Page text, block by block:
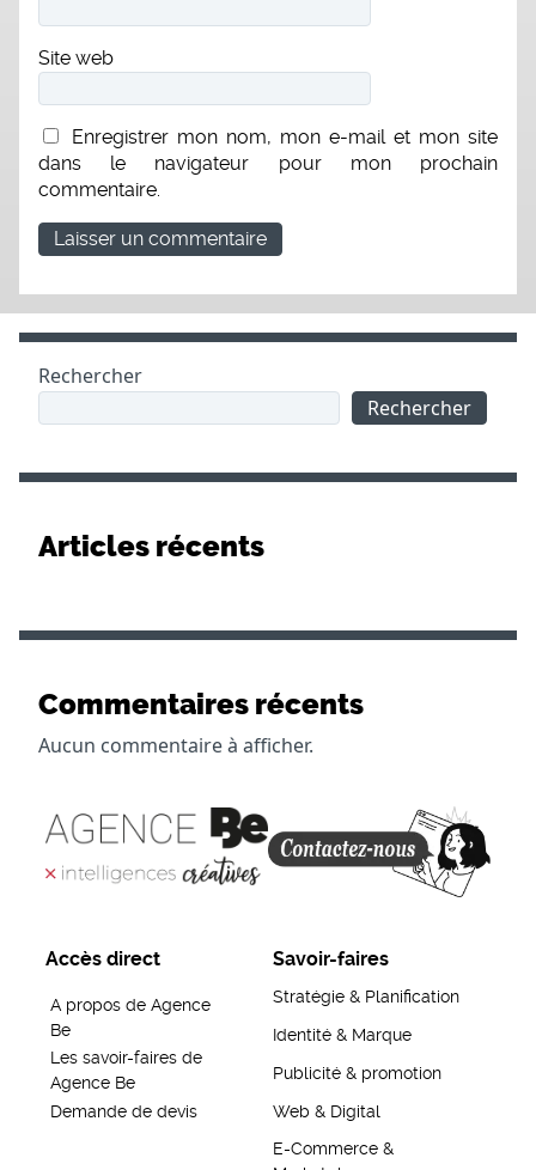
Site web
Enregistrer mon nom, mon e-mail et mon site
dans le navigateur pour mon prochain
commentaire.
Rechercher
Rechercher
Articles récents
Commentaires récents
Aucun commentaire à afficher.
Accès direct
A propos de Agence
Be
Les savoir-faires de
Agence Be
Demande de devis
Savoir-faires
Stratégie & Planification
Identité & Marque
Publicité & promotion
Web & Digital
E-Commerce &